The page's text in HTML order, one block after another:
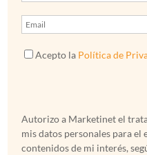
Acepto la Política de
Autorizo a Marketinet el
mis datos personales para el
contenidos de mi interés,